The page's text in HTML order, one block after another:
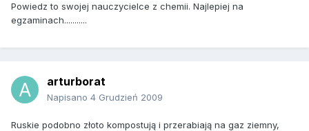
Powiedz to swojej nauczycielce z chemii. Najlepiej na
egzaminach...........
arturborat
Napisano 4 Grudzień 2009
Ruskie podobno złoto kompostują i przerabiają na gaz ziemny,